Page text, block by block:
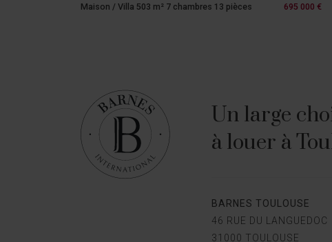
Maison / Villa 503 m² 7 chambres 13 pièces 695 000 €
Un large
à louer à
BARNES TOULOUSE
46 RUE DU LANGUEDOC
31000 TOULOUSE